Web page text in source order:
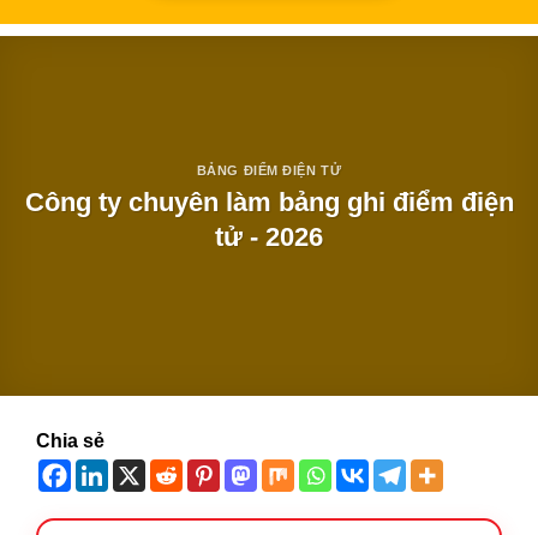
BẢNG ĐIỂM ĐIỆN TỬ
Công ty chuyên làm bảng ghi điểm điện
tử - 2026
Chia sẻ